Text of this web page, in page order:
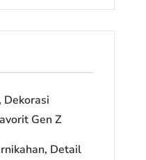
Dekorasi
Gen Z
Detail